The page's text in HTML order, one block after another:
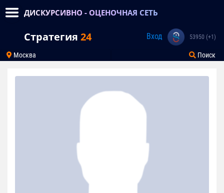
ДИСКУРСИВНО - ОЦЕНОЧНАЯ СЕТЬ
Стратегия 24 Вход 53950 (+1)
Москва Поиск